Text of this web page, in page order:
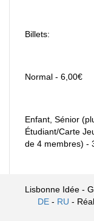
Billets:
Normal - 6,00€
Enfant, Sénior
Étudiant/Carte
de 4 membres) -
Lisbonne Idée -
DE- RU -